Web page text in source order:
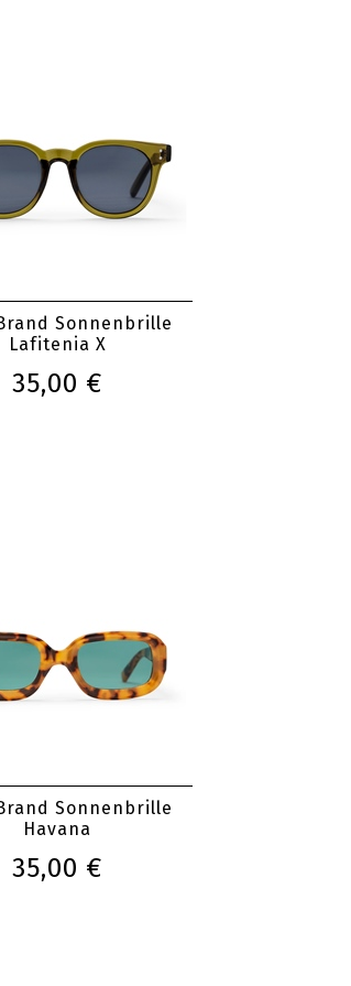
Sonnenbrille
Lafitenia X
35,00 €
Sonnenbrille
Havana
35,00 €